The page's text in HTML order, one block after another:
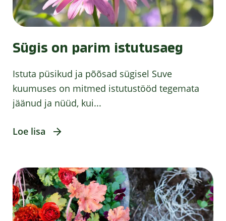
Sügis on parim istutusaeg
Istuta püsikud ja põõsad sügisel Suve
kuumuses on mitmed istutustööd tegemata
jäänud ja nüüd, kui...
Loe lisa